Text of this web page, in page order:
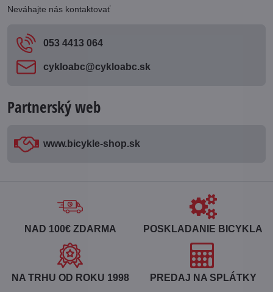
Neváhajte nás kontaktovať
053 4413 064
cykloabc​@cykloabc​.sk
Partnerský web
www​.bicykle-shop​.sk
NAD 100€ ZDARMA POSKLADANIE BICYKLA
NA TRHU OD ROKU 1998 PREDAJ NA SPLÁTKY